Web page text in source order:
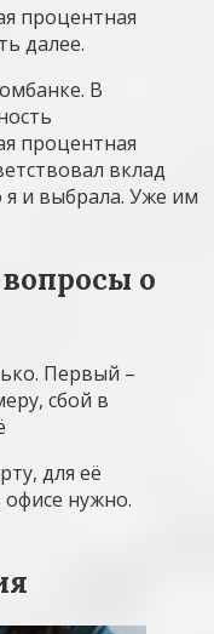
процентная
далее.
В
процентная
вклад
я и выбрала. Уже им
о
Первый –
сбой в
для её
офисе нужно.